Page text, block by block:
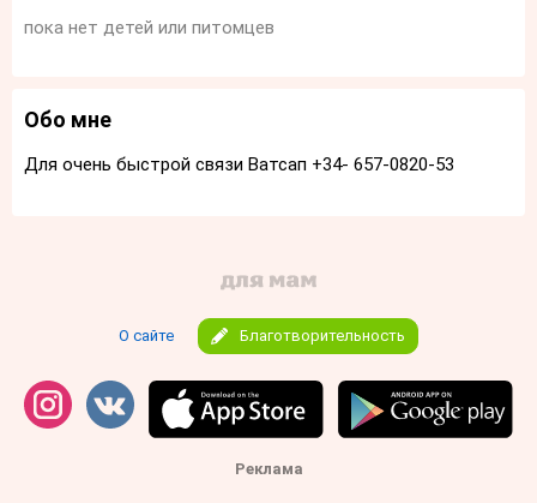
пока нет детей или питомцев
Обо мне
Для очень быстрой связи Ватсап +34- 657-0820-53
О сайте Благотворительность
Реклама